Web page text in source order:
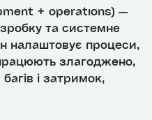
+ operations) —
та системне
налаштовує процеси,
злагоджено,
і затримок,